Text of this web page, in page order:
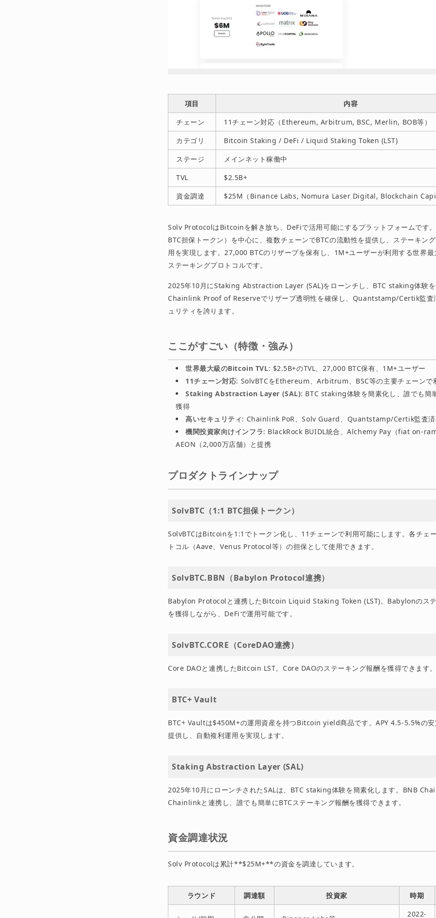
項目
内容
チェーン
11チェーン対応（Ethereum, Arbitrum, BSC, Merlin, BOB等）
カテゴリ
Bitcoin Staking / DeFi / Liquid Staking Token (LST)
ステージ
メインネット稼働中
TVL
$2.5B+
資金調達
$25M（Binance Labs, Nomura Laser Digital, Blockchain
Solv ProtocolはBitcoinを解き放ち、DeFiで活用可能にするプラットフォームです
BTC担保トークン）を中心に、複数チェーンでBTCの流動性を提供し、ステーキン
用を実現します。27,000 BTCのリザーブを保有し、1M+ユーザーが利用する世界
ステーキングプロトコルです。
2025年10月にStaking Abstraction Layer (SAL)をローンチし、BTC staking体験
Chainlink Proof of Reserveでリザーブ透明性を確保し、Quantstamp/Certik監査
ュリティを誇ります。
ここがすごい（特徴・強み）
世界最大級のBitcoin TVL: $2.5B+のTVL、27,000 BTC保有、1M+ユーザー
11チェーン対応: SolvBTCをEthereum、Arbitrum、BSC等の主要チェーンで
Staking Abstraction Layer (SAL): BTC staking体験を簡素化し、誰でも簡
獲得
高いセキュリティ: Chainlink PoR、Solv Guard、Quantstamp/Certik監査
機関投資家向けインフラ: BlackRock BUIDL統合、Alchemy Pay（fiat on-
AEON（2,000万店舗）と提携
プロダクトラインナップ
SolvBTC（1:1 BTC担保トークン）
SolvBTCはBitcoinを1:1でトークン化し、11チェーンで利用可能にします。各チェ
トコル（Aave、Venus Protocol等）の担保として使用できます。
SolvBTC.BBN（Babylon Protocol連携）
Babylon Protocolと連携したBitcoin Liquid Staking Token (LST)。Babylonのス
を獲得しながら、DeFiで運用可能です。
SolvBTC.CORE（CoreDAO連携）
Core DAOと連携したBitcoin LST。Core DAOのステーキング報酬を獲得できます
BTC+ Vault
BTC+ Vaultは$450M+の運用資産を持つBitcoin yield商品です。APY 4.5-5.5%の
提供し、自動複利運用を実現します。
Staking Abstraction Layer (SAL)
2025年10月にローンチされたSALは、BTC staking体験を簡素化します。BNB
Chainlinkと連携し、誰でも簡単にBTCステーキング報酬を獲得できます。
資金調達状況
Solv Protocolは累計**$25M+**の資金を調達しています。
ラウンド 調達額 投資家 時期
2022-